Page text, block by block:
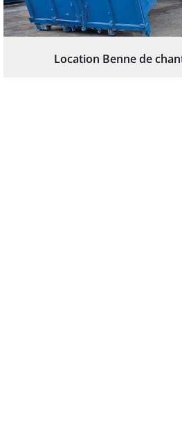
Location Benne de